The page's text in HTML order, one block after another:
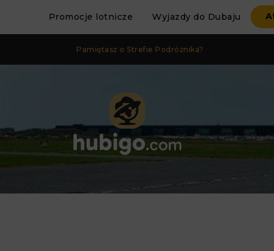
Promocje lotnicze Wyjazdy do Dubaju
Pamiętasz o Strefie Podróżnika?